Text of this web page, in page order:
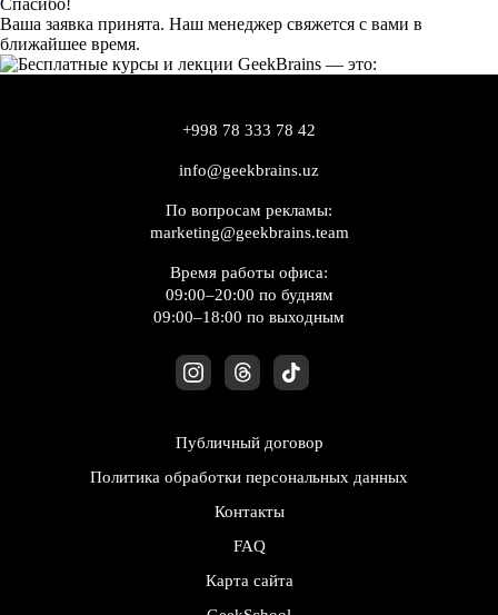
Спасибо!
Ваша заявка принята. Наш менеджер свяжется с вами в
ближайшее время.
+998 78 333 78 42
info@geekbrains.uz
По вопросам рекламы:
marketing@geekbrains.team
Время работы офиса:
09:00–20:00 по будням
09:00–18:00 по выходным
Публичный договор
Политика обработки персональных данных
Контакты
FAQ
Карта сайта